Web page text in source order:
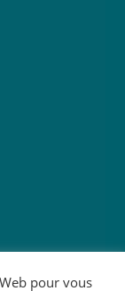
pour vous